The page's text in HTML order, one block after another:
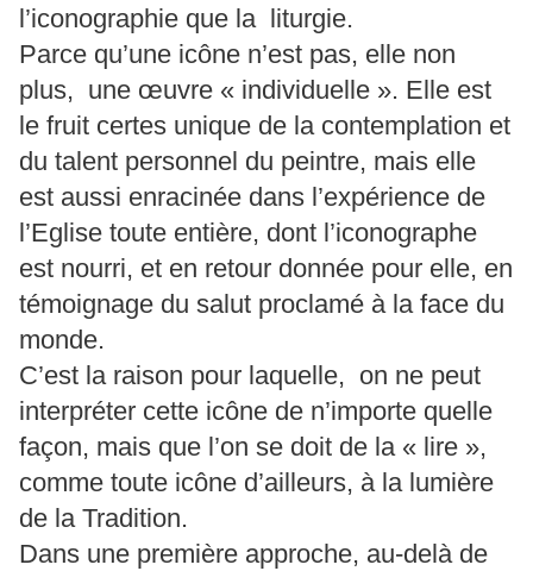
l’iconographie que la liturgie.
Parce qu’une icône n’est pas, elle non
plus, une œuvre « individuelle ». Elle est
le fruit certes unique de la contemplation et
du talent personnel du peintre, mais elle
est aussi enracinée dans l’expérience de
l’Eglise toute entière, dont l’iconographe
est nourri, et en retour donnée pour elle, en
témoignage du salut proclamé à la face du
monde.
C’est la raison pour laquelle, on ne peut
interpréter cette icône de n’importe quelle
façon, mais que l’on se doit de la « lire »,
comme toute icône d’ailleurs, à la lumière
de la Tradition.
Dans une première approche, au-delà de